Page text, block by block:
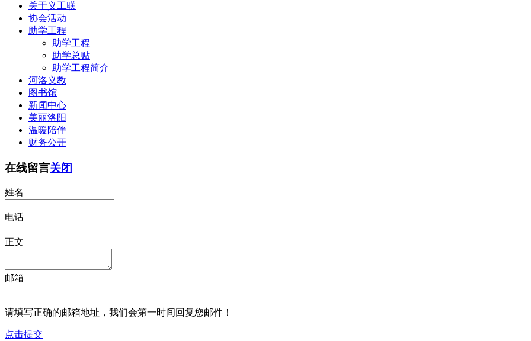
关于义工联
协会活动
助学工程
助学工程
助学总贴
助学工程简介
河洛义教
图书馆
新闻中心
美丽洛阳
温暖陪伴
财务公开
在线留言关闭
姓名
电话
正文
邮箱
请填写正确的邮箱地址，我们会第一时间回复您邮件！
点击提交